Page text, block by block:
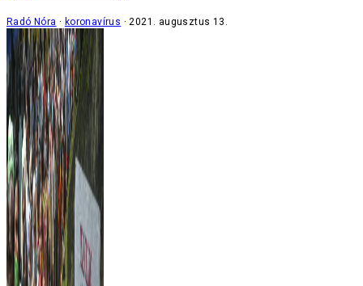
Radó Nóra koronavírus 2021. augusztus 13.